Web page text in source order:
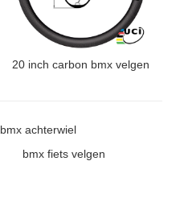
20 inch carbon bmx velgen
bmx achterwiel
bmx fiets velgen